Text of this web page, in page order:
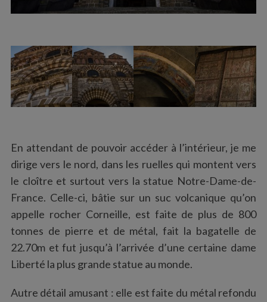
En attendant de pouvoir accéder à l’intérieur, je me
dirige vers le nord, dans les ruelles qui montent vers
le cloître et surtout vers la statue Notre-Dame-de-
France. Celle-ci, bâtie sur un suc volcanique qu’on
appelle rocher Corneille, est faite de plus de 800
tonnes de pierre et de métal, fait la bagatelle de
22.70m et fut jusqu’à l’arrivée d’une certaine dame
Liberté la plus grande statue au monde.
Autre détail amusant : elle est faite du métal refondu